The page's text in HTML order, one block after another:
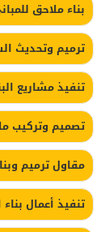
بناء ملاحق
ترميم وتحديث
تنفيذ مشاريع
تصميم وتركيب
مقاول ترميم
تنفيذ أعمال